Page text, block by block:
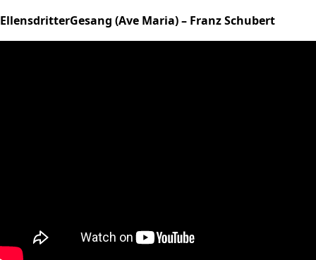
EllensdritterGesang (Ave Maria) – Franz Schubert